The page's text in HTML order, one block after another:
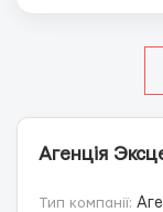
Агенція
Тип компанії: